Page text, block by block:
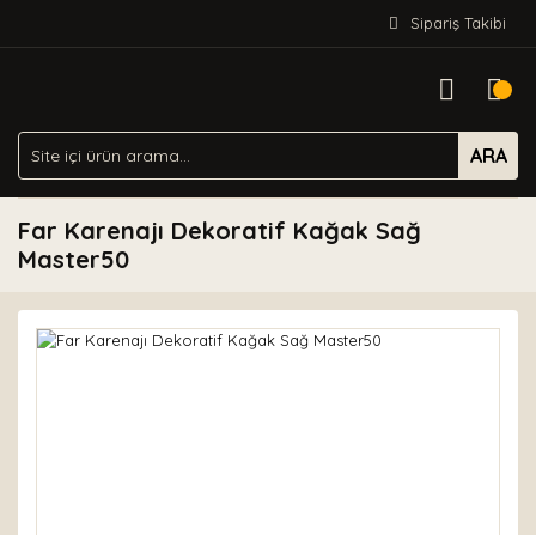
Sipariş Takibi
ARA
Far Karenajı Dekoratif Kağak Sağ
Master50